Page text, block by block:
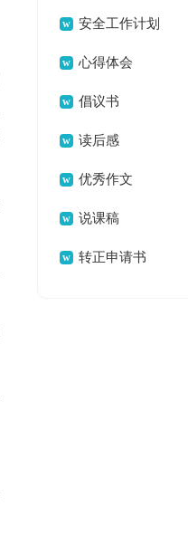
告 安全工作计划
心得体会
倡议书
读后感
优秀作文
说课稿
转正申请书